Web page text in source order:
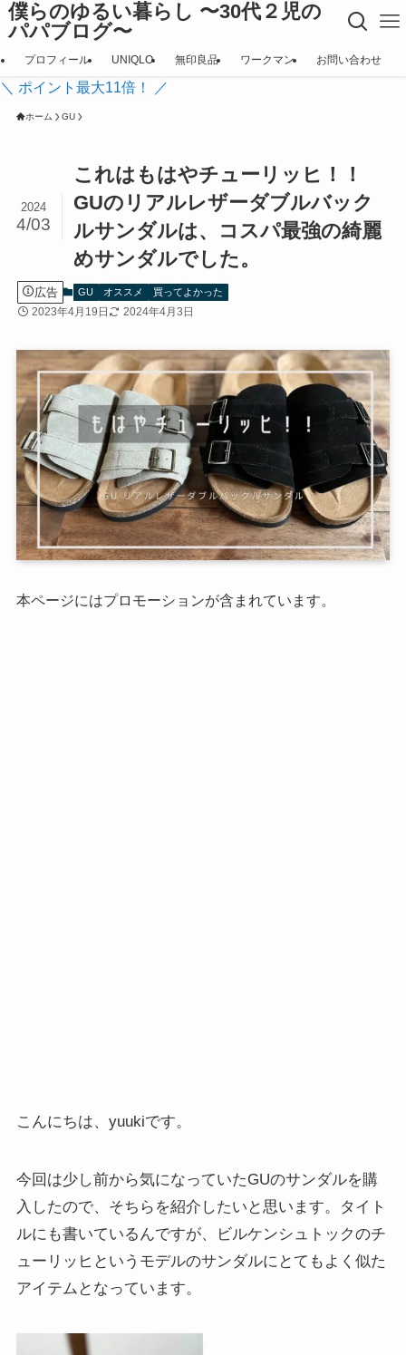
僕らのゆるい暮らし 〜30代２児の
パパブログ〜
プロフィール UNIQLO 無印良品 ワークマン お問い合わせ
＼ ポイント最大11倍！ ／
ホーム GU
これはもはやチューリッヒ！！
GUのリアルレザーダブルバック
ルサンダルは、コスパ最強の綺麗
めサンダルでした。
2024
4/03
広告 GU オススメ 買ってよかった
2023年4月19日 2024年4月3日
本ページにはプロモーションが含まれています。
こんにちは、yuukiです。
今回は少し前から気になっていたGUのサンダルを購
入したので、そちらを紹介したいと思います。タイト
ルにも書いているんですが、ビルケンシュトックのチ
ューリッヒというモデルのサンダルにとてもよく似た
アイテムとなっています。